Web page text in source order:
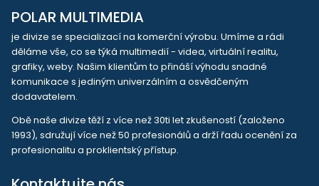
POLAR MULTIMEDIA
je divize se specializací na komerční výrobu. Umíme a rádi
děláme vše, co se týká multimedií - videa, virtuální realitu,
grafiky, weby. Našim klientům to přináší výhodu snadné
komunikace s jediným univerzálním a osvědčeným
dodavatelem.
Obě naše divize těží z více než 30ti let zkušeností (založeno
1993), sdružují více než 50 profesionálů a drží řadu ocenění za
profesionalitu a proklientský přístup.